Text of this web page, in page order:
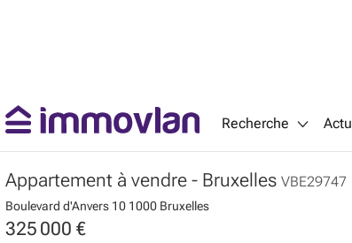
Recherche Actu
Appartement à vendre - Bruxelles VBE29747
Boulevard d'Anvers 10 1000 Bruxelles
325 000 €